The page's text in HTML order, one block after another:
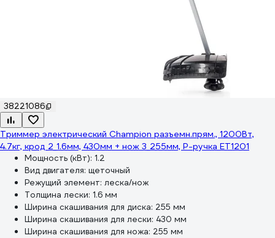
38221086
Триммер электрический Champion разъемн.прям., 1200Вт,
4.7кг, крод 2_1.6мм, 430мм + нож 3_255мм, P-ручка ET1201
Мощность (кВт): 1.2
Вид двигателя: щеточный
Режущий элемент: леска/нож
Толщина лески: 1.6 мм
Ширина скашивания для диска: 255 мм
Ширина скашивания для лески: 430 мм
Ширина скашивания для ножа: 255 мм